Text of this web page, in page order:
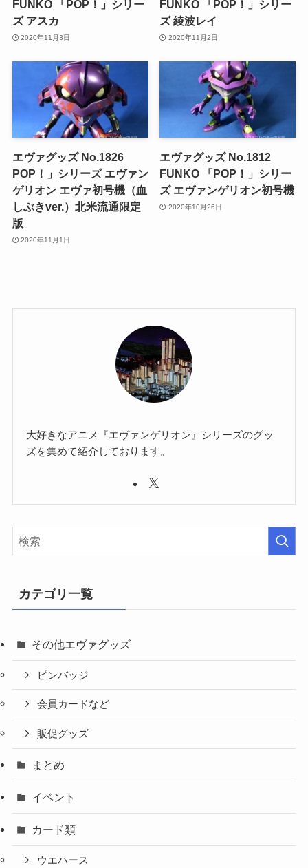
FUNKO 「POP！」シリー
ズ アスカ
2020年11月3日
FUNKO 「POP！」シリー
ズ 綾波レイ
2020年11月2日
エヴァグッズ No.1826
POP！」シリーズ エヴァン
ゲリオン エヴァ初号機（血
しぶきver.）北米流通限定
版
2020年11月1日
エヴァグッズ No.1812
FUNKO 「POP！」シリー
ズ エヴァンゲリオン初号機
2020年10月26日
大好きなアニメ『エヴァンゲリオン』シリーズのグッ
ズを集めて紹介しております。
カテゴリ一覧
その他エヴァグッズ
ピンバッジ
会員カードなど
販促グッズ
まとめ
イベント
カード類
ウエハース